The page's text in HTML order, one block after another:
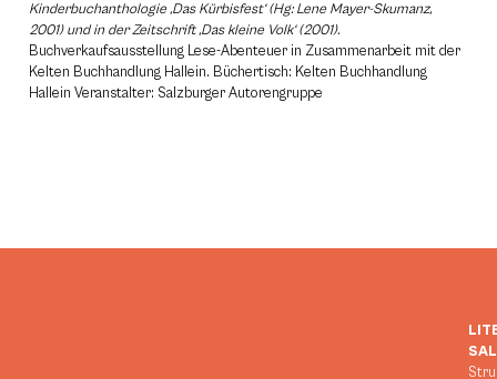
Kinderbuchanthologie ‚Das Kürbisfest‘ (Hg: Lene Mayer-Skumanz,
2001) und in der Zeitschrift ‚Das kleine Volk‘ (2001).
Buchverkaufsausstellung Lese-Abenteuer in Zusammenarbeit mit der
Kelten Buchhandlung Hallein. Büchertisch: Kelten Buchhandlung
Hallein Veranstalter: Salzburger Autorengruppe